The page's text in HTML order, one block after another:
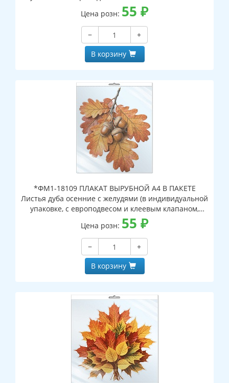
двухсторонний, ВД-лак)
Цена розн: 55 ₽
−
+
В корзину
*ФМ1-18109 ПЛАКАТ ВЫРУБНОЙ А4 В ПАКЕТЕ
Листья дуба осенние с желудями (в индивидуальной
упаковке, с европодвесом и клеевым клапаном,
двухсторонний, ВД-лак)
Цена розн: 55 ₽
−
+
В корзину